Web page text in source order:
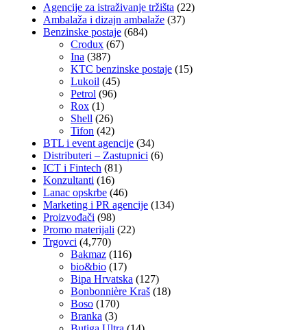
Agencije za istraživanje tržišta (22)
Ambalaža i dizajn ambalaže (37)
Benzinske postaje (684)
Crodux (67)
Ina (387)
KTC benzinske postaje (15)
Lukoil (45)
Petrol (96)
Rox (1)
Shell (26)
Tifon (42)
BTL i event agencije (34)
Distributeri – Zastupnici (6)
ICT i Fintech (81)
Konzultanti (16)
Lanac opskrbe (46)
Marketing i PR agencije (134)
Proizvođači (98)
Promo materijali (22)
Trgovci (4,770)
Bakmaz (116)
bio&bio (17)
Bipa Hrvatska (127)
Bonbonnière Kraš (18)
Boso (170)
Branka (3)